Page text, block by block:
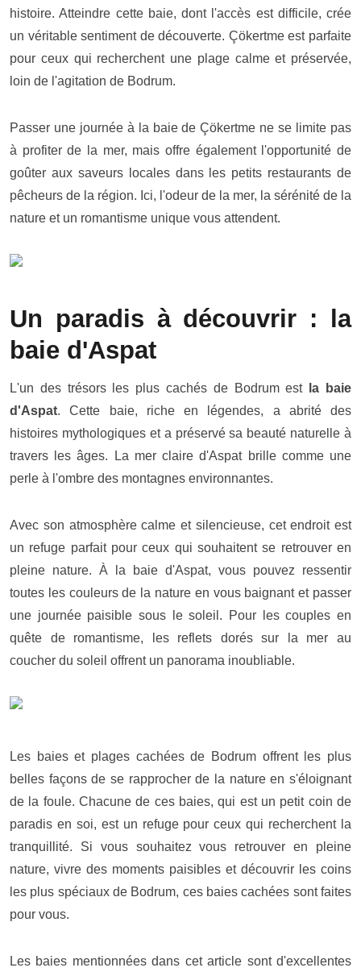
histoire. Atteindre cette baie, dont l'accès est difficile, crée
un véritable sentiment de découverte. Çökertme est parfaite
pour ceux qui recherchent une plage calme et préservée,
loin de l'agitation de Bodrum.
Passer une journée à la baie de Çökertme ne se limite pas
à profiter de la mer, mais offre également l'opportunité de
goûter aux saveurs locales dans les petits restaurants de
pêcheurs de la région. Ici, l'odeur de la mer, la sérénité de la
nature et un romantisme unique vous attendent.
Un paradis à découvrir : la
baie d'Aspat
L'un des trésors les plus cachés de Bodrum est
la baie
d'Aspat. Cette baie, riche en légendes, a abrité des
histoires mythologiques et a préservé sa beauté naturelle à
travers les âges. La mer claire d'Aspat brille comme une
perle à l'ombre des montagnes environnantes.
Avec son atmosphère calme et silencieuse, cet endroit est
un refuge parfait pour ceux qui souhaitent se retrouver en
pleine nature. À la baie d'Aspat, vous pouvez ressentir
toutes les couleurs de la nature en vous baignant et passer
une journée paisible sous le soleil. Pour les couples en
quête de romantisme, les reflets dorés sur la mer au
coucher du soleil offrent un panorama inoubliable.
Les baies et plages cachées de Bodrum offrent les plus
belles façons de se rapprocher de la nature en s'éloignant
de la foule. Chacune de ces baies, qui est un petit coin de
paradis en soi, est un refuge pour ceux qui recherchent la
tranquillité. Si vous souhaitez vous retrouver en pleine
nature, vivre des moments paisibles et découvrir les coins
les plus spéciaux de Bodrum, ces baies cachées sont faites
pour vous.
Les baies mentionnées dans cet article sont d'excellentes